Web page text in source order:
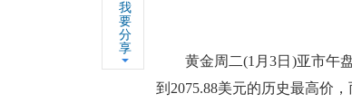
我
要
分
享
黄金周二(1月3日)亚市午盘
到2075.88美元的历史最高价